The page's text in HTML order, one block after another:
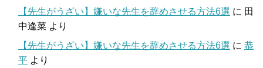
【先生がうざい】嫌いな先生を辞めさせる方法6選 に 田
中逢菜 より
【先生がうざい】嫌いな先生を辞めさせる方法6選 に 恭
平 より